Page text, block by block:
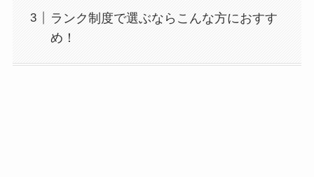
ランク制度で選ぶならこんな方におすす
め！